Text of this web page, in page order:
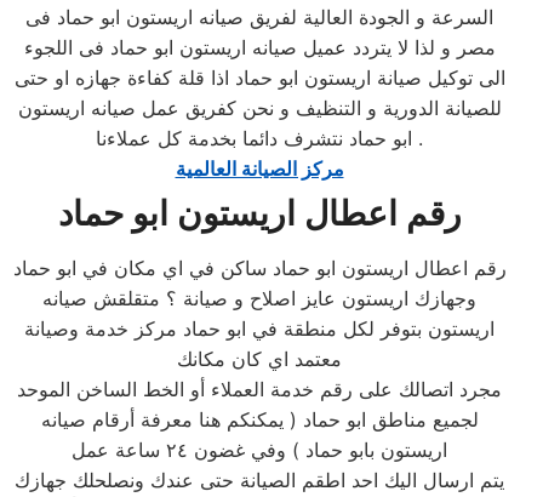
السرعة و الجودة العالية لفريق صيانه اريستون ابو حماد فى
مصر و لذا لا يتردد عميل صيانه اريستون ابو حماد فى اللجوء
الى توكيل صيانة اريستون ابو حماد اذا قلة كفاءة جهازه او حتى
للصيانة الدورية و التنظيف و نحن كفريق عمل صيانه اريستون
ابو حماد نتشرف دائما بخدمة كل عملاءنا .
مركز الصيانة العالمية
رقم اعطال اريستون ابو حماد
رقم اعطال اريستون ابو حماد ساكن في اي مكان في ابو حماد
وجهازك اريستون عايز اصلاح و صيانة ؟ متقلقش صيانه
اريستون بتوفر لكل منطقة في ابو حماد مركز خدمة وصيانة
معتمد اي كان مكانك
مجرد اتصالك على رقم خدمة العملاء أو الخط الساخن الموحد
لجميع مناطق ابو حماد ( يمكنكم هنا معرفة أرقام صيانه
اريستون بابو حماد ) وفي غضون ٢٤ ساعة عمل
يتم ارسال اليك احد اطقم الصيانة حتى عندك ونصلحلك جهازك